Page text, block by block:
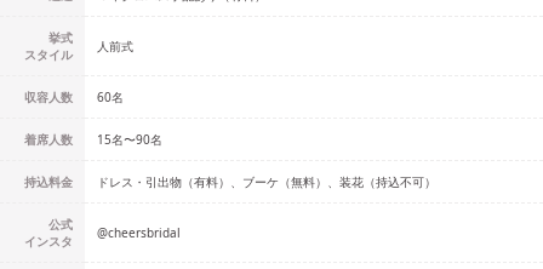
挙式
スタイル
人前式
収容人数 60名
着席人数 15名〜90名
持込料金 ドレス・引出物（有料）、ブーケ（無料）、装花（持込不可）
公式
インスタ
@cheersbridal